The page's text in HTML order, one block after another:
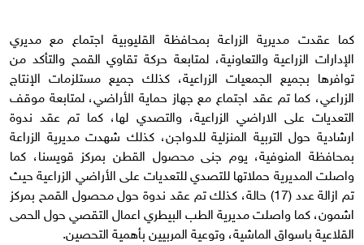
كما عقدت مديرية الزراعة بمحافظة القليوبية اجتماع مع مديري
الإدارات الزراعية والتعاونية، لمتابعة حركة تقاوي القمح والتأكد من
توافرها بجميع الجمعيات الزراعية، كذلك جميع مستلزمات الإنتاج
الزراعي، كما تم عقد اجتماع مع جهاز حماية الأراضي، لمتابعة موقف
التعديات على الاراضي الزراعية، والتصدي لها، كما تم عقد ندوة
ارشادية حول التربية المنزلية للدواجن، كذلك شهدت مديرية الزراعة
بمحافظة المنوفية، يوم جنى محصول القطن بمركز قويسنا، كما
واصلت المديرية حملاتها للتصدي للتعديات على الأراضي الزراعية حيث
تم ازالة عدد (17) حالة، كذلك تم عقد ندوة حول محصول القمح بمركز
اشمون، كما واصلت مديرية الطب البيطري اعمال التقصي حول الحمى
القلاعية باسواق الماشية، وتوعية المربيين بأهمية التحصين.